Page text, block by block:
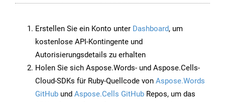
Erstellen Sie ein Konto unter Dashboard, um
kostenlose API-Kontingente und
Autorisierungsdetails zu erhalten
Holen Sie sich Aspose.Words- und Aspose.Cells-
Cloud-SDKs für Ruby-Quellcode von Aspose.Words
GitHub und Aspose.Cells GitHub Repos, um das